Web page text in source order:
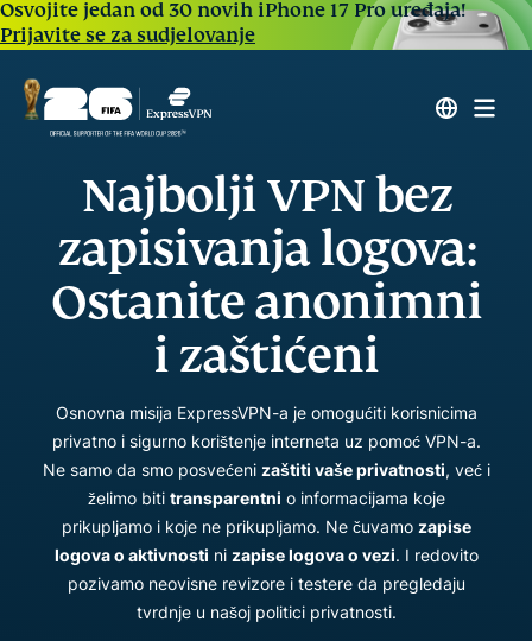
Osvojite jedan od 30 novih iPhone 17 Pro uređaja!
Prijavite se za sudjelovanje
Najbolji VPN bez
zapisivanja logova:
Ostanite anonimni
i zaštićeni
Osnovna misija ExpressVPN-a je omogućiti korisnicima
privatno i sigurno korištenje interneta uz pomoć VPN-a.
Ne samo da smo posvećeni zaštiti vaše privatnosti, već i
želimo biti transparentni o informacijama koje
prikupljamo i koje ne prikupljamo. Ne čuvamo zapise
logova o aktivnosti ni zapise logova o vezi. I redovito
pozivamo neovisne revizore i testere da pregledaju
tvrdnje u našoj politici privatnosti.